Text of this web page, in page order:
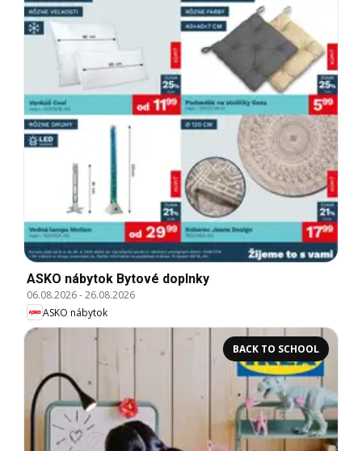
ASKO nábytok Bytové doplnky
06.08.2026-26.08.2026
ASKO nábytok
BACK TO SCHOOL